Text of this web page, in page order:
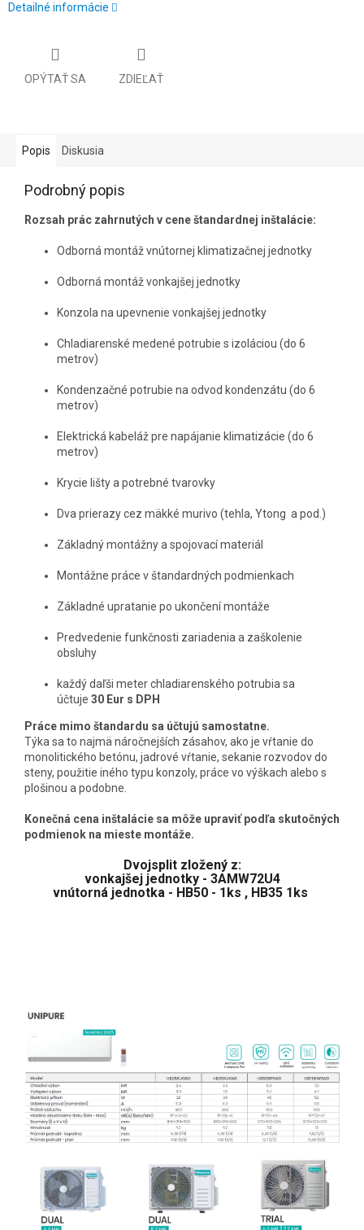
Detailné informácie
OPÝTAŤ SA ZDIEĽAŤ
Popis Diskusia
Podrobný popis
Rozsah prác zahrnutých v cene štandardnej inštalácie:
Odborná montáž vnútornej klimatizačnej jednotky
Odborná montáž vonkajšej jednotky
Konzola na upevnenie vonkajšej jednotky
Chladiarenské medené potrubie s izoláciou (do 6
metrov)
Kondenzačné potrubie na odvod kondenzátu (do 6
metrov)
Elektrická kabeláž pre napájanie klimatizácie (do 6
metrov)
Krycie lišty a potrebné tvarovky
Dva prierazy cez mäkké murivo (tehla, Ytong a pod.)
Základný montážny a spojovací materiál
Montážne práce v štandardných podmienkach
Základné upratanie po ukončení montáže
Predvedenie funkčnosti zariadenia a zaškolenie
obsluhy
každý daľši meter chladiarenského potrubia sa
účtuje 30 Eur s DPH
Práce mimo štandardu sa účtujú samostatne.
Týka sa to najmä náročnejších zásahov, ako je vŕtanie do
monolitického betónu, jadrové vŕtanie, sekanie rozvodov do
steny, použitie iného typu konzoly, práce vo výškach alebo s
plošinou a podobne.
Konečná cena inštalácie sa môže upraviť podľa skutočných
podmienok na mieste montáže.
Dvojsplit zložený z:
vonkajšej jednotky - 3AMW72U4
vnútorná jednotka - HB50 - 1ks , HB35 1ks